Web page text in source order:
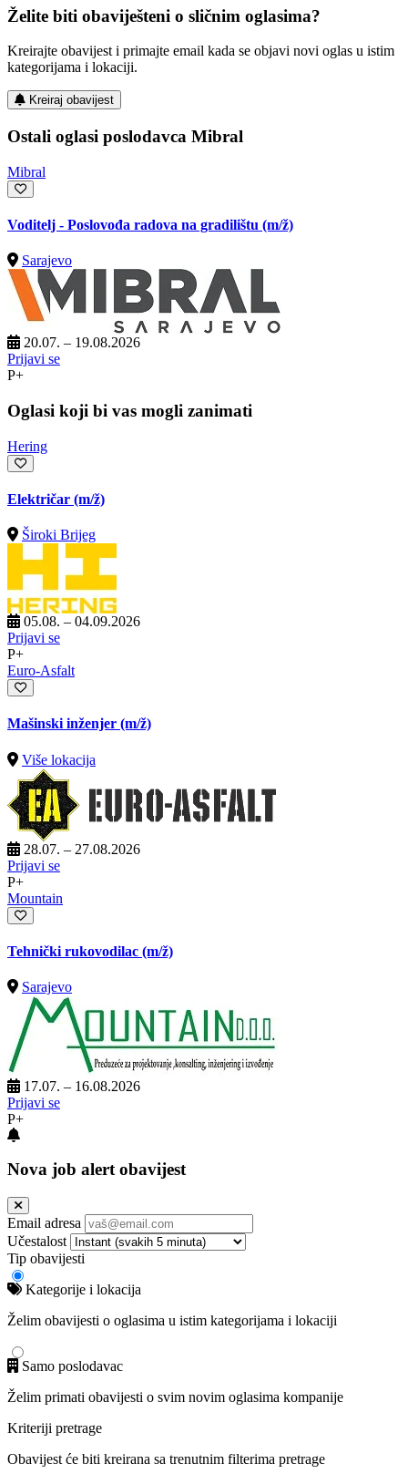
Želite biti obaviješteni o sličnim oglasima?
Kreirajte obavijest i primajte email kada se objavi novi oglas u istim
kategorijama i lokaciji.
Kreiraj obavijest
Ostali oglasi poslodavca Mibral
Mibral
Voditelj - Poslovođa radova na gradilištu (m/ž)
Sarajevo
20.07. – 19.08.2026
Prijavi se
P+
Oglasi koji bi vas mogli zanimati
Hering
Električar (m/ž)
Široki Brijeg
05.08. – 04.09.2026
Prijavi se
P+
Euro-Asfalt
Mašinski inženjer (m/ž)
Više lokacija
28.07. – 27.08.2026
Prijavi se
P+
Mountain
Tehnički rukovodilac (m/ž)
Sarajevo
17.07. – 16.08.2026
Prijavi se
P+
Nova job alert obavijest
Email adresa
Učestalost
Tip obavijesti
Kategorije i lokacija
Želim obavijesti o oglasima u istim kategorijama i lokaciji
Samo poslodavac
Želim primati obavijesti o svim novim oglasima kompanije
Kriteriji pretrage
Obavijest će biti kreirana sa trenutnim filterima pretrage